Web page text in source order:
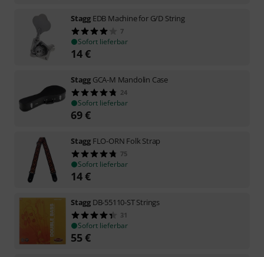
Stagg EDB Machine for G/D String
7
Sofort lieferbar
14€
Stagg GCA-M Mandolin Case
24
Sofort lieferbar
69€
Stagg FLO-ORN Folk Strap
75
Sofort lieferbar
14€
Stagg DB-55110-ST Strings
31
Sofort lieferbar
55€